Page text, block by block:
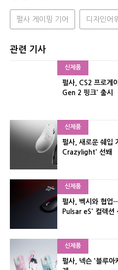
펄사 게이밍 기어 디자인어
관련 기사
신제품
펄사, CS2 프로게
Gen 2 핑크' 출시
신제품
펄사, 새로운 쉐입
Crazylight' 선봬
신제품
펄사, 벡시와 협업
Pulsar eS' 컬렉션
신제품
펄사, 넥슨 '블루아